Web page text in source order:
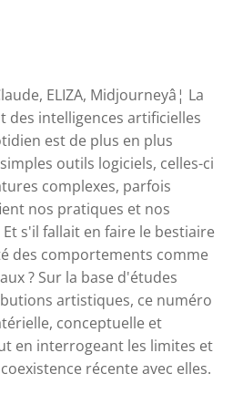
ELIZA, Midjourneyâ¦ La
des intelligences artificielles
est de plus en plus
outils logiciels, celles-ci
complexes, parfois
nos pratiques et nos
s'il fallait en faire le bestiaire
des comportements comme
? Sur la base d'études
artistiques, ce numéro
conceptuelle et
en interrogeant les limites et
récente avec elles.